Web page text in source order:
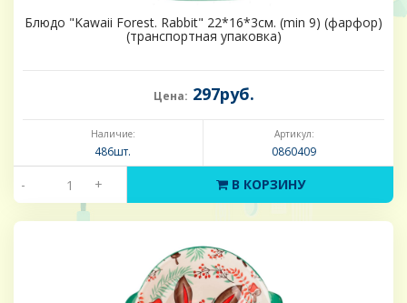
Блюдо "Kawaii Forest. Rabbit" 22*16*3см. (min 9) (фарфор)
(транспортная упаковка)
Цена: 297руб.
Наличие:
486шт.
Артикул:
0860409
- + В КОРЗИНУ